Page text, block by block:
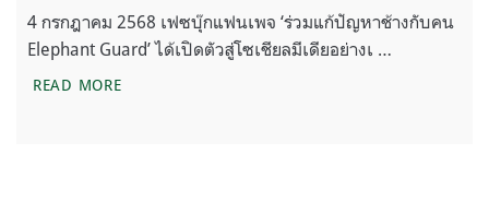
4 กรกฎาคม 2568 เฟซบุ๊กแฟนเพจ ‘ร่วมแก้ปัญหาช้างกับคน
Elephant Guard’ ได้เปิดตัวสู่โซเชียลมีเดียอย่างเ …
READ MOREคนเฝ้าช้าง (ตอน 5)